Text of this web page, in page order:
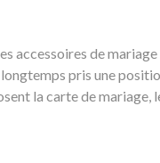
accessoires de
pris une
la carte de mariage,